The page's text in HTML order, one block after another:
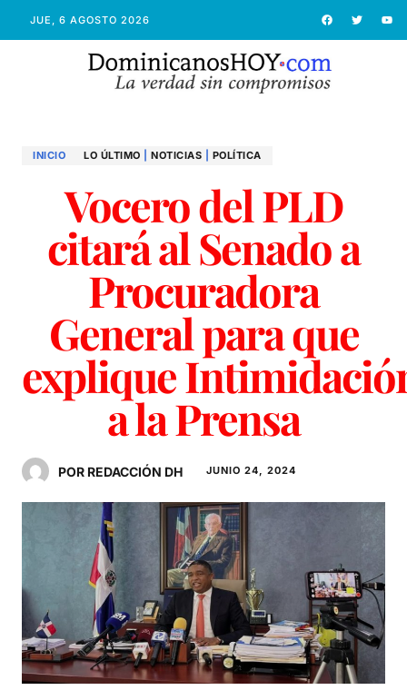
JUE, 6 AGOSTO 2026
INICIO LO ÚLTIMO NOTICIAS POLÍTICA
Vocero del PLD
citará al Senado a
Procuradora
General para que
explique
a la Prensa
POR REDACCIÓN DH JUNIO 24, 2024